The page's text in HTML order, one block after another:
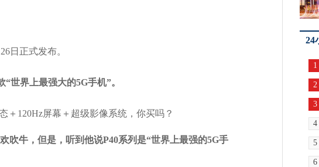
日正式发布。
世界上最强大的5G手机”。
吹牛，但是，听到他说P40系列是“世界上最强的5G手
24
1
2
3
4
5
6